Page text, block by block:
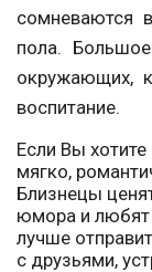
сомневаются
пола.
окружающих,
воспитание.
Если Вы
мягко,
Близнецы
юмора и любят
лучше
с друзьями,